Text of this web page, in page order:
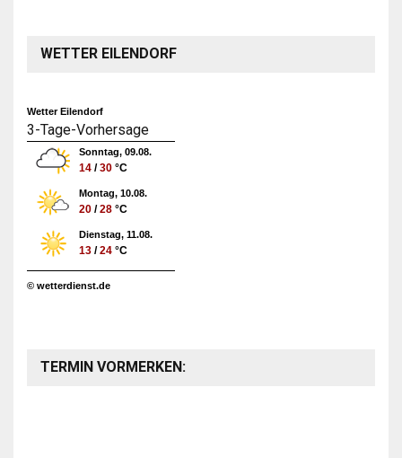
WETTER EILENDORF
Wetter Eilendorf
3-Tage-Vorhersage
Sonntag, 09.08.
14 /30 °C
Montag, 10.08.
20 /28 °C
Dienstag, 11.08.
13 /24 °C
© wetterdienst.de
TERMIN VORMERKEN: